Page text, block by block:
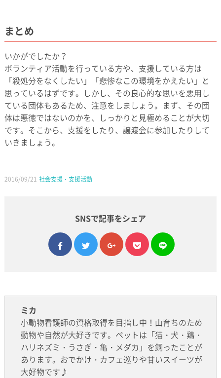
まとめ
いかがでしたか？
ボランティア活動を行っている方や、支援している方は
「殺処分をなくしたい」「悲惨なこの環境をかえたい」と
思っているはずです。しかし、その良心的な思いを悪用し
ている団体もあるため、注意をしましょう。まず、その団
体は悪徳ではないのかを、しっかりと見極めることが大切
です。そこから、支援をしたり、譲渡会に参加したりして
いきましょう。
2016/09/21 社会支援・支援活動
SNSで記事をシェア
facebook
twittergoogle plus
pocket
line
ミカ
小動物看護師の資格取得を目指し中！山育ちのため
動物や自然が大好きです。ペットは「猫・犬・鶏・
ハリネズミ・うさぎ・亀・メダカ」を飼ったことが
あります。おでかけ・カフェ巡りや甘いスイーツが
大好物です♪